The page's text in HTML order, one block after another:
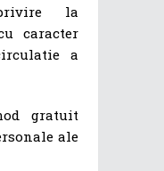
la
caracter
a
gratuit
ale